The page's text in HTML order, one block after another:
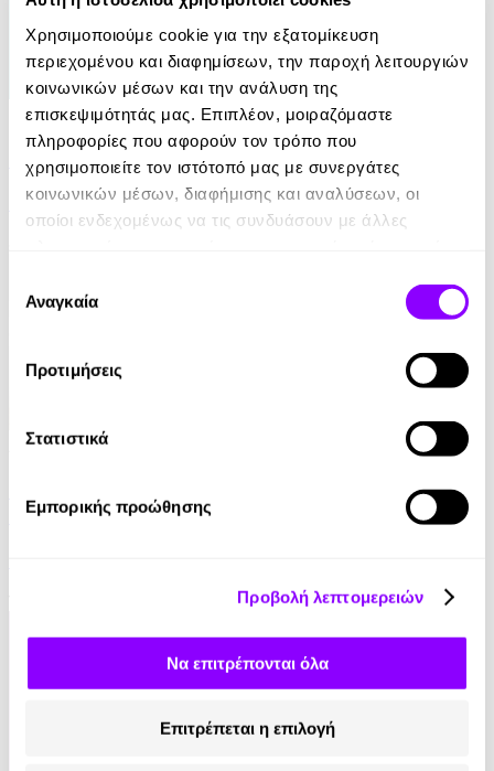
Χρησιμοποιούμε cookie για την εξατομίκευση
περιεχομένου και διαφημίσεων, την παροχή λειτουργιών
κοινωνικών μέσων και την ανάλυση της
επισκεψιμότητάς μας. Επιπλέον, μοιραζόμαστε
πληροφορίες που αφορούν τον τρόπο που
χρησιμοποιείτε τον ιστότοπό μας με συνεργάτες
κοινωνικών μέσων, διαφήμισης και αναλύσεων, οι
οποίοι ενδεχομένως να τις συνδυάσουν με άλλες
των υπηρεσιών τους.
συγκατάθεσης
Αναγκαία
Προτιμήσεις
Στατιστικά
Εμπορικής προώθησης
Προβολή λεπτομερειών
Να επιτρέπονται όλα
Επιτρέπεται η επιλογή
eBook
21 Ευκαιρίες να ξεπεράσεις τον εαυτό σου
Theresa Cheung
Audiobook • 1 Credit
Τα μυστικά του μοναχού που πούλησε τη Ferrari
του